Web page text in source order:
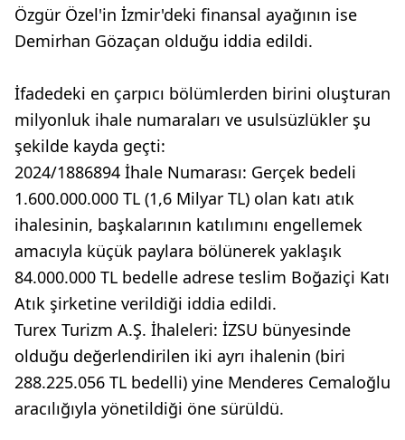
Özgür Özel'in İzmir'deki finansal ayağının ise
Demirhan Gözaçan olduğu iddia edildi.
İfadedeki en çarpıcı bölümlerden birini oluşturan
milyonluk ihale numaraları ve usulsüzlükler şu
şekilde kayda geçti:
2024/1886894 İhale Numarası: Gerçek bedeli
1.600.000.000 TL (1,6 Milyar TL) olan katı atık
ihalesinin, başkalarının katılımını engellemek
amacıyla küçük paylara bölünerek yaklaşık
84.000.000 TL bedelle adrese teslim Boğaziçi Katı
Atık şirketine verildiği iddia edildi.
Turex Turizm A.Ş. İhaleleri: İZSU bünyesinde
olduğu değerlendirilen iki ayrı ihalenin (biri
288.225.056 TL bedelli) yine Menderes Cemaloğlu
aracılığıyla yönetildiği öne sürüldü.